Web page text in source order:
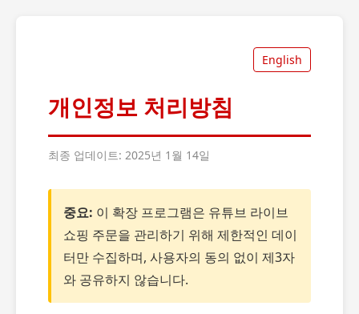
English
개인정보 처리방침
최종 업데이트: 2025년 1월 14일
중요: 이 확장 프로그램은 유튜브 라이브
쇼핑 주문을 관리하기 위해 제한적인 데이
터만 수집하며, 사용자의 동의 없이 제3자
와 공유하지 않습니다.